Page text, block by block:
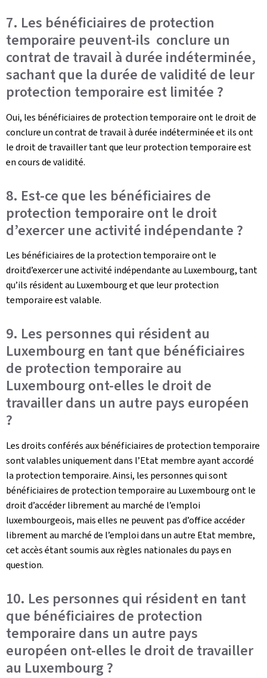
7. Les bénéficiaires de protection
temporaire peuvent-ils conclure un
contrat de travail à durée indéterminée,
sachant que la durée de validité de leur
protection temporaire est limitée ?
Oui, les bénéficiaires de protection temporaire ont le droit de
conclure un contrat de travail à durée indéterminée et ils ont
le droit de travailler tant que leur protection temporaire est
en cours de validité.
8. Est-ce que les bénéficiaires de
protection temporaire ont le droit
d’exercer une activité indépendante ?
Les bénéficiaires de la protection temporaire ont le
droitd’exercer une activité indépendante au Luxembourg, tant
qu’ils résident au Luxembourg et que leur protection
temporaire est valable.
9. Les personnes qui résident au
Luxembourg en tant que bénéficiaires
de protection temporaire au
Luxembourg ont-elles le droit de
travailler dans un autre pays européen
?
Les droits conférés aux bénéficiaires de protection temporaire
sont valables uniquement dans l’Etat membre ayant accordé
la protection temporaire. Ainsi, les personnes qui sont
bénéficiaires de protection temporaire au Luxembourg ont le
droit d’accéder librement au marché de l’emploi
luxembourgeois, mais elles ne peuvent pas d’office accéder
librement au marché de l’emploi dans un autre Etat membre,
cet accès étant soumis aux règles nationales du pays en
question.
10. Les personnes qui résident en tant
que bénéficiaires de protection
temporaire dans un autre pays
européen ont-elles le droit de travailler
au Luxembourg ?